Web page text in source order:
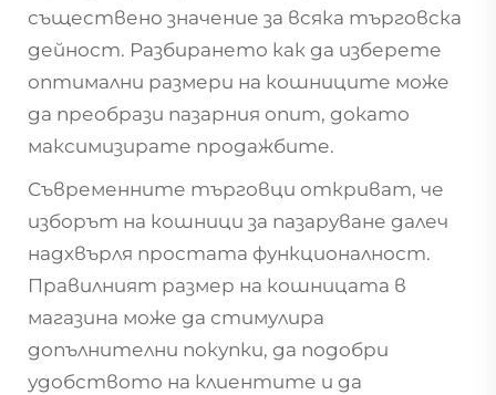
съществено значение за всяка търговска
дейност. Разбирането как да изберете
оптимални размери на кошниците може
да преобрази пазарния опит, докато
максимизирате продажбите.
Съвременните търговци откриват, че
изборът на кошници за пазаруване далеч
надхвърля простата функционалност.
Правилният размер на кошницата в
магазина може да стимулира
допълнителни покупки, да подобри
удобството на клиентите и да